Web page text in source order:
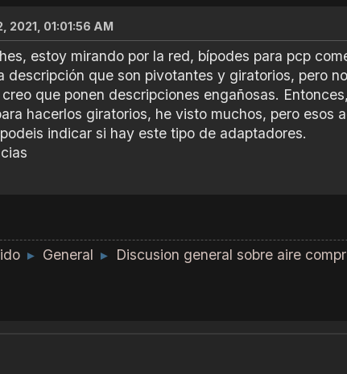
2021, 01:01:56 AM
estoy mirando por la red, bípodes para pcp
descripción que son pivotantes y giratorios, pero
que ponen descripciones engañosas.
hacerlos giratorios, he visto muchos, pero esos
indicar si hay este tipo de adaptadores.
► General ► Discusion general sobre aire